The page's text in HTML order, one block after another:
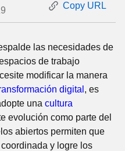
Copy URL
las necesidades de
de trabajo
modificar la manera
digital , es
unacultura
evolución como parte del
abiertos permiten que
y logre los